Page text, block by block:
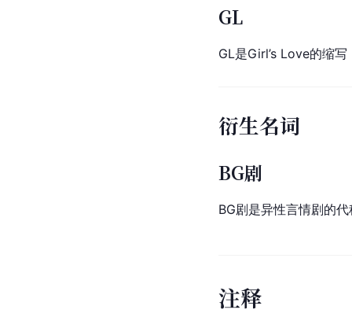
GL
GL是Girl’s Love的缩写
衍生名词
BG剧
BG剧是异性言情剧的
注释